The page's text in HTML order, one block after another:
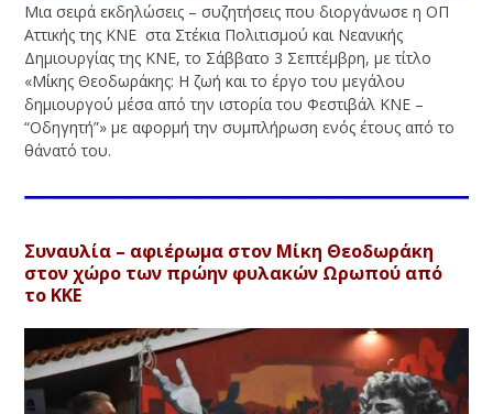
Μια σειρά εκδηλώσεις – συζητήσεις που διοργάνωσε η ΟΠ
Αττικής της ΚΝΕ στα Στέκια Πολιτισμού και Νεανικής
Δημιουργίας της ΚΝΕ, το Σάββατο 3 Σεπτέμβρη, με τίτλο
«Μίκης Θεοδωράκης: Η ζωή και το έργο του μεγάλου
δημιουργού μέσα από την ιστορία του Φεστιβάλ ΚΝΕ –
“Οδηγητή”» με αφορμή την συμπλήρωση ενός έτους από το
θάνατό του.
Συναυλία – αφιέρωμα στον Μίκη Θεοδωράκη
στον χώρο των πρώην φυλακών Ωρωπού από
το ΚΚΕ